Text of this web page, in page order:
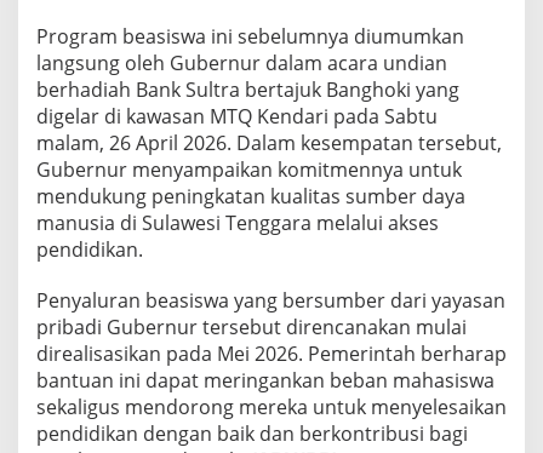
Program beasiswa ini sebelumnya diumumkan
langsung oleh Gubernur dalam acara undian
berhadiah Bank Sultra bertajuk Banghoki yang
digelar di kawasan MTQ Kendari pada Sabtu
malam, 26 April 2026. Dalam kesempatan tersebut,
Gubernur menyampaikan komitmennya untuk
mendukung peningkatan kualitas sumber daya
manusia di Sulawesi Tenggara melalui akses
pendidikan.
Penyaluran beasiswa yang bersumber dari yayasan
pribadi Gubernur tersebut direncanakan mulai
direalisasikan pada Mei 2026. Pemerintah berharap
bantuan ini dapat meringankan beban mahasiswa
sekaligus mendorong mereka untuk menyelesaikan
pendidikan dengan baik dan berkontribusi bagi